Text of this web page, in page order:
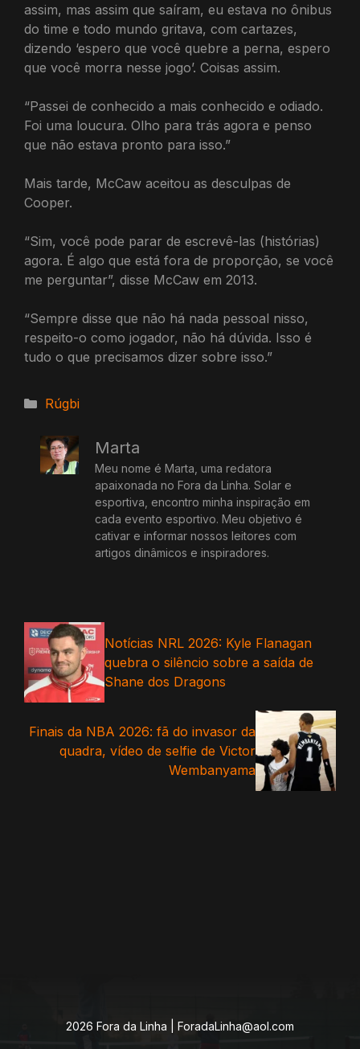
assim, mas assim que saíram, eu estava no ônibus
do time e todo mundo gritava, com cartazes,
dizendo ‘espero que você quebre a perna, espero
que você morra nesse jogo’. Coisas assim.
“Passei de conhecido a mais conhecido e odiado.
Foi uma loucura. Olho para trás agora e penso
que não estava pronto para isso.”
Mais tarde, McCaw aceitou as desculpas de
Cooper.
“Sim, você pode parar de escrevê-las (histórias)
agora. É algo que está fora de proporção, se você
me perguntar”, disse McCaw em 2013.
“Sempre disse que não há nada pessoal nisso,
respeito-o como jogador, não há dúvida. Isso é
tudo o que precisamos dizer sobre isso.”
Categorias
Rúgbi
Marta
Meu nome é Marta, uma redatora
apaixonada no Fora da Linha. Solar e
esportiva, encontro minha inspiração em
cada evento esportivo. Meu objetivo é
cativar e informar nossos leitores com
artigos dinâmicos e inspiradores.
Notícias NRL 2026: Kyle Flanagan
quebra o silêncio sobre a saída de
Shane dos Dragons
Finais da NBA 2026: fã do invasor da
quadra, vídeo de selfie de Victor
Wembanyama
2026 Fora da Linha | ForadaLinha@aol.com